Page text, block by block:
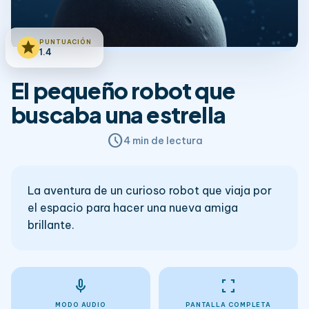
star PUNTUACIÓN
1.4
El pequeño robot que
buscaba una estrella
schedule4 min de lectura
La aventura de un curioso robot que viaja por
el espacio para hacer una nueva amiga
brillante.
mic
MODO AUDIO
fullscreen
PANTALLA COMPLETA